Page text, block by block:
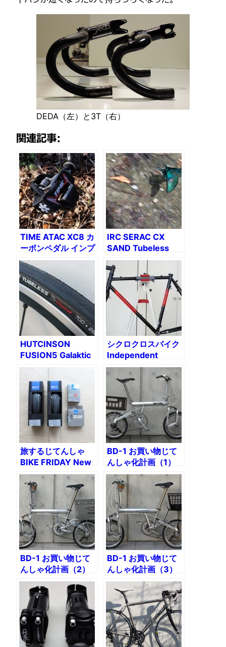
DEDA（左）と3T（右）
関連記事:
TIME ATAC XC8 カ
ーボンペダル インプ
レッション
IRC SERAC CX
SAND Tubeless
Xguardで行く陣馬
山周辺の林道めぐり
HUTCINSON
FUSION5 Galaktic
をIRC FORMULA
PRO TUBELESS X-
Guardに換装
シクロクロスバイク
Independent
Fabrication Planet
X組み付け（1）クラ
旅するじてんしゃ
BIKE FRIDAY New
World Tourist
（4）406チューブ
レスタイヤ装着
BD-1 お買い物じて
んしゃ化計画（1）
完成イメージ
BD-1 お買い物じて
んしゃ化計画（2）
失敗作
BD-1 お買い物じて
んしゃ化計画（3）
お買い物Birdy完成